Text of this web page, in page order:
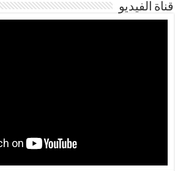
قناة الفيديو